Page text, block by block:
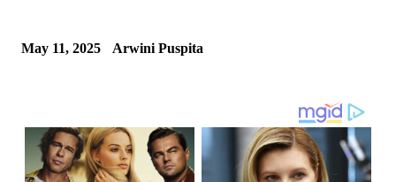
May 11, 2025 Arwini Puspita